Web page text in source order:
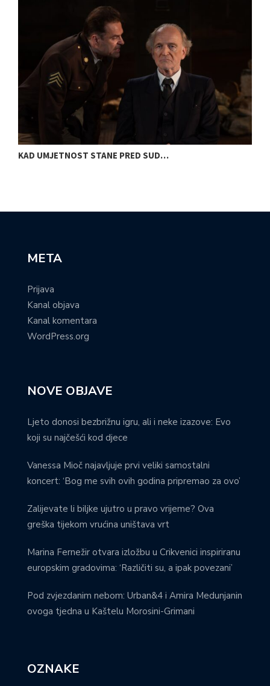
KAD UMJETNOST STANE PRED SUD…
META
Prijava
Kanal objava
Kanal komentara
WordPress.org
NOVE OBJAVE
Ljeto donosi bezbrižnu igru, ali i neke izazove: Evo
koji su najčešći kod djece
Vanessa Mioč najavljuje prvi veliki samostalni
koncert: ‘Bog me svih ovih godina pripremao za ovo’
Zalijevate li biljke ujutro u pravo vrijeme? Ova
greška tijekom vrućina uništava vrt
Marina Fernežir otvara izložbu u Crikvenici inspiriranu
europskim gradovima: ‘Različiti su, a ipak povezani’
Pod zvjezdanim nebom: Urban&4 i Amira Medunjanin
ovoga tjedna u Kaštelu Morosini-Grimani
OZNAKE